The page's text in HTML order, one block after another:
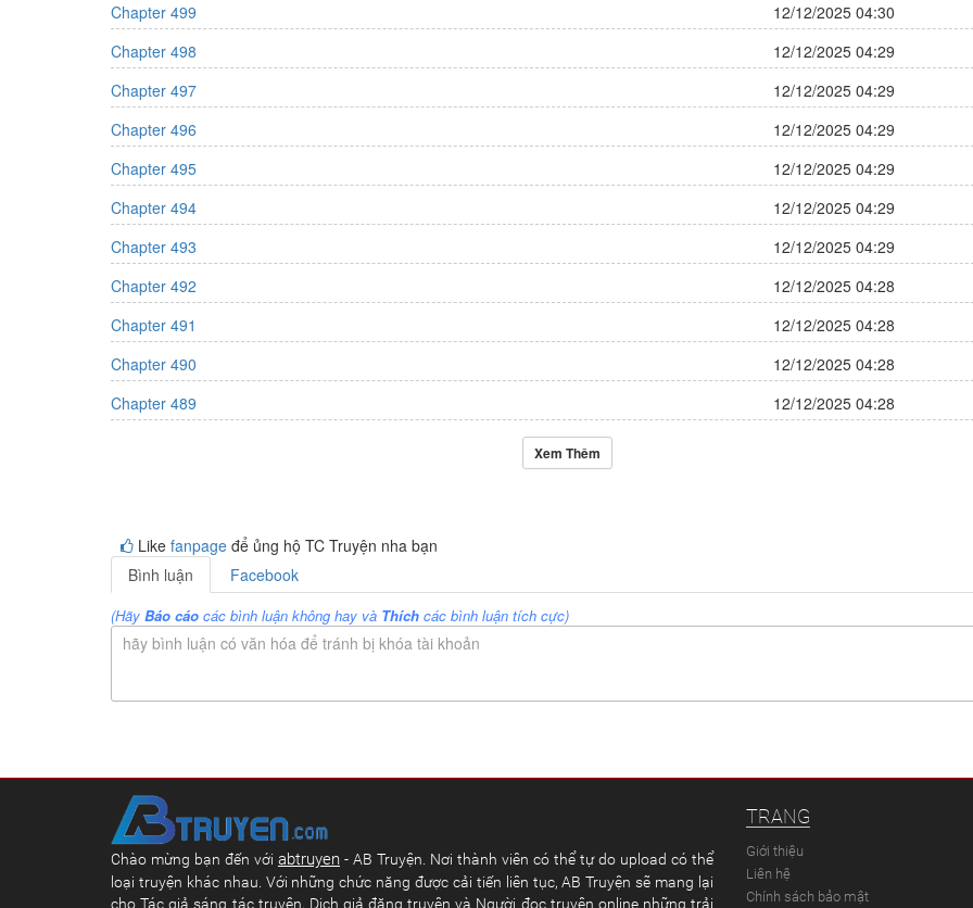
Chapter 499
12/12/2025 04:30
Chapter 498
12/12/2025 04:29
Chapter 497
12/12/2025 04:29
Chapter 496
12/12/2025 04:29
Chapter 495
12/12/2025 04:29
Chapter 494
12/12/2025 04:29
Chapter 493
12/12/2025 04:29
Chapter 492
12/12/2025 04:28
Chapter 491
12/12/2025 04:28
Chapter 490
12/12/2025 04:28
Chapter 489
12/12/2025 04:28
Xem Thêm
Like fanpage để ủng hộ TC Truyện nha bạn
Bình luận
Facebook
(Hãy Báo cáo các bình luận không hay và Thích các bình luận tích cực)
hãy bình luận có văn hóa để tránh bị khóa tài khoản
Chào mừng bạn đến với abtruyen - AB Truyện. Nơi thành viên có thể tự do upload có thể
loại truyện khác nhau. Với những chức năng được cải tiến liên tục, AB Truyện sẽ mang lại
cho Tác giả sáng tác truyện, Dịch giả đăng truyện và Người đọc truyện online những trải
TRANG
Giới thiệu
Liên hệ
Chính sách bảo mật